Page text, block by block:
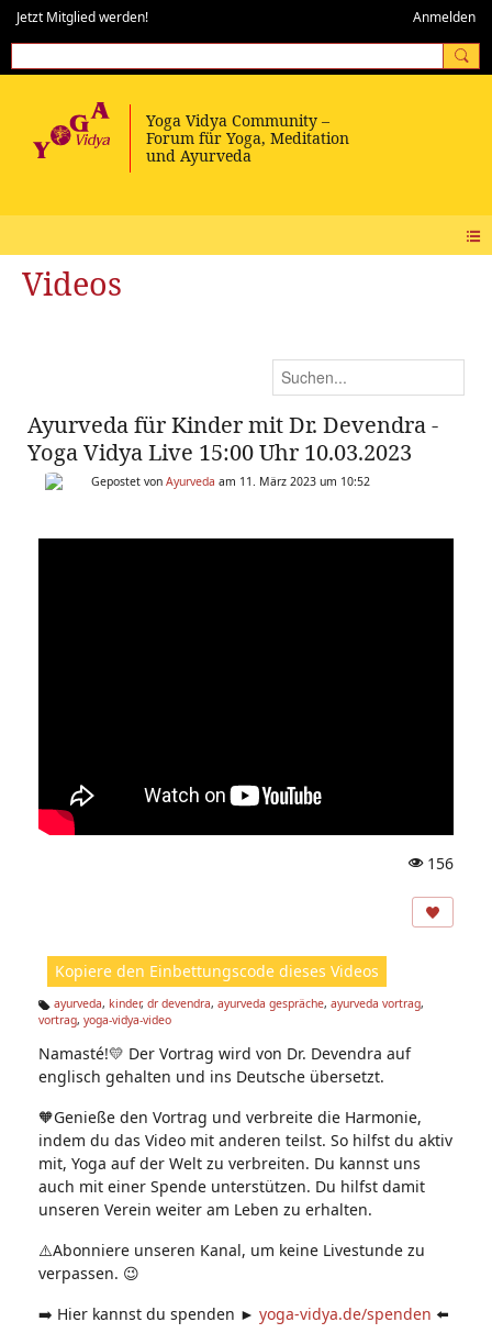
Jetzt Mitglied werden! Anmelden
Videos
Ayurveda für Kinder mit Dr. Devendra -
Yoga Vidya Live 15:00 Uhr 10.03.2023
Gepostet von Ayurveda am 11. März 2023 um 10:52
ic
n:
156
Kopiere den Einbettungscode dieses Videos
Ta
s:
ayurveda, kinder, dr devendra, ayurveda gespräche, ayurveda vortrag,
vortrag, yoga-vidya-video
Namasté!💛 Der Vortrag wird von Dr. Devendra auf
englisch gehalten und ins Deutsche übersetzt.
🧡Genieße den Vortrag und verbreite die Harmonie,
indem du das Video mit anderen teilst. So hilfst du aktiv
mit, Yoga auf der Welt zu verbreiten. Du kannst uns
auch mit einer Spende unterstützen. Du hilfst damit
unseren Verein weiter am Leben zu erhalten.
⚠️Abonniere unseren Kanal, um keine Livestunde zu
verpassen. 😉
➡️ Hier kannst du spenden ► yoga-vidya.de/spenden ⬅️